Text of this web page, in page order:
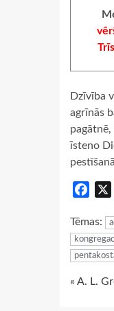
Dzīvība
agrīnās
īsteno
Tēmas:
« A. L.